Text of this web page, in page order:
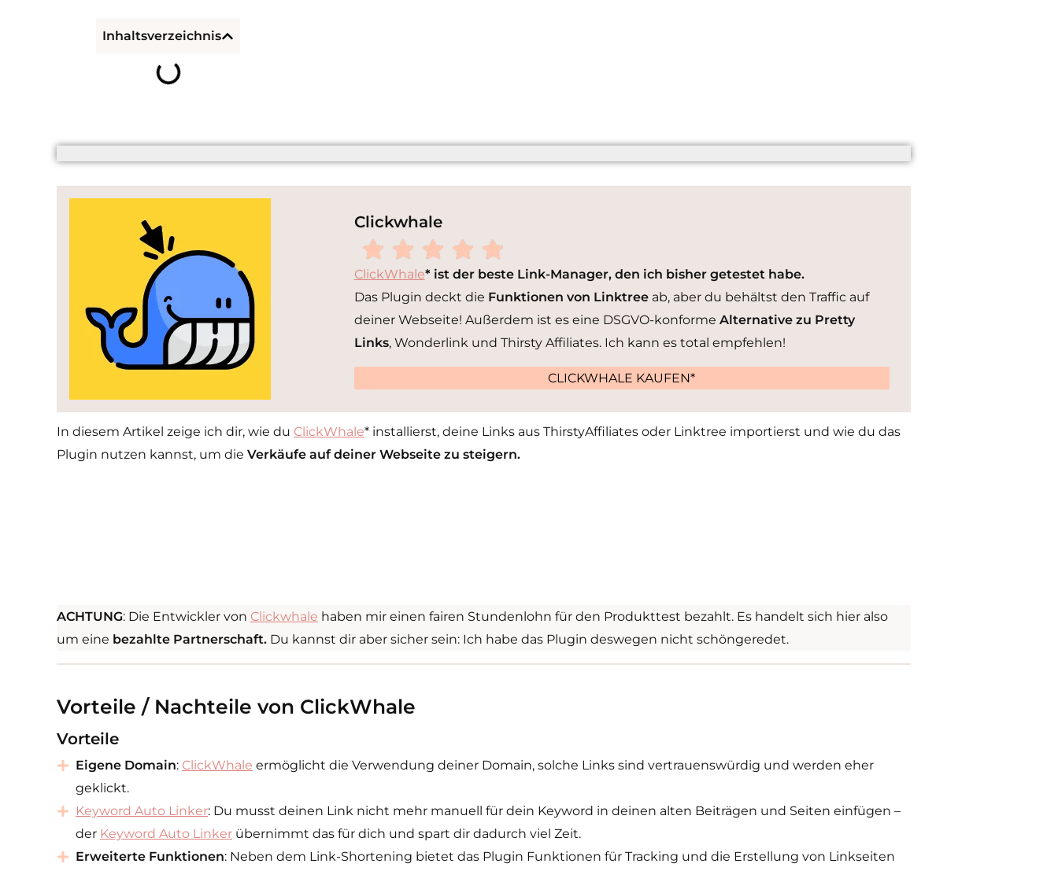
Inhaltsverzeichnis
Clickwhale
ClickWhale* ist der beste Link-Manager, den ich bisher getestet habe.
Das Plugin deckt die Funktionen von Linktree ab, aber du behältst den Traffic auf
deiner Webseite! Außerdem ist es eine DSGVO-konforme Alternative zu Pretty
Links, Wonderlink und Thirsty Affiliates. Ich kann es total empfehlen!
CLICKWHALE KAUFEN*
In diesem Artikel zeige ich dir, wie du ClickWhale* installierst, deine Links aus ThirstyAffiliates oder Linktree importierst und wie du das
Plugin nutzen kannst, um die Verkäufe auf deiner Webseite zu steigern.
ACHTUNG: Die Entwickler von Clickwhale haben mir einen fairen Stundenlohn für den Produkttest bezahlt. Es handelt sich hier also
um eine bezahlte Partnerschaft. Du kannst dir aber sicher sein: Ich habe das Plugin deswegen nicht schöngeredet.
Vorteile / Nachteile von ClickWhale
Vorteile
Eigene Domain: ClickWhale ermöglicht die Verwendung deiner Domain, solche Links sind vertrauenswürdig und werden eher
geklickt.
Keyword Auto Linker: Du musst deinen Link nicht mehr manuell für dein Keyword in deinen alten Beiträgen und Seiten einfügen –
der Keyword Auto Linker übernimmt das für dich und spart dir dadurch viel Zeit.
Erweiterte Funktionen: Neben dem Link-Shortening bietet das Plugin Funktionen für Tracking und die Erstellung von Linkseiten